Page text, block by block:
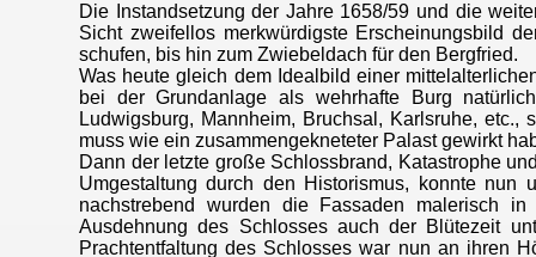
Die Instandsetzung der Jahre 1658/59 und die
Sicht zweifellos merkwürdigste Erscheinungsbild
schufen, bis hin zum Zwiebeldach für den Bergfried.
Was heute gleich dem Idealbild einer
bei der Grundanlage als wehrhafte Burg
Ludwigsburg, Mannheim, Bruchsal, Karlsruhe,
muss wie ein zusammengekneteter Palast gewirkt
Dann der letzte große Schlossbrand, Katastrophe
Umgestaltung durch den Historismus, konnte nun
nachstrebend wurden die Fassaden malerisch
Ausdehnung des Schlosses auch der Blütezeit
Prachtentfaltung des Schlosses war nun an ihren